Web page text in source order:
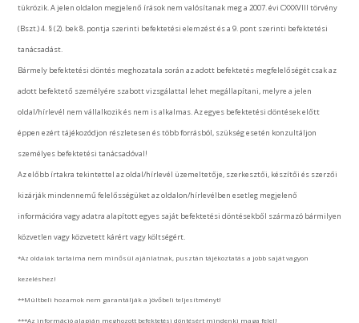
tükrözik. A jelen oldalon megjelenő írások nem valósítanak meg a 2007. évi CXXXVIII törvény
(Bszt.) 4. § (2). bek 8. pontja szerinti befektetési elemzést és a 9. pont szerinti befektetési
tanácsadást.
Bármely befektetési döntés meghozatala során az adott befektetés megfelelőségét csak az
adott befektető személyére szabott vizsgálattal lehet megállapítani, melyre a jelen
oldal/hírlevél nem vállalkozik és nem is alkalmas. Az egyes befektetési döntések előtt
éppen ezért tájékozódjon részletesen és több forrásból, szükség esetén konzultáljon
személyes befektetési tanácsadóval!
Az előbb írtakra tekintettel az oldal/hírlevél üzemeltetője, szerkesztői, készítői és szerzői
kizárják mindennemű felelősségüket az oldalon/hírlevélben esetleg megjelenő
információra vagy adatra alapított egyes saját befektetési döntésekből származó bármilyen
közvetlen vagy közvetett kárért vagy költségért.
*Az oldalak tartalma nem minősül ajánlatnak, pusztán tájékoztatás a jobb saját vagyon
kezeléshez!
**Múltbeli hozamok nem garantálják a jövőbeli teljesítményt!
***Az információ alapján meghozott befektetési döntésért mindenki maga felel!